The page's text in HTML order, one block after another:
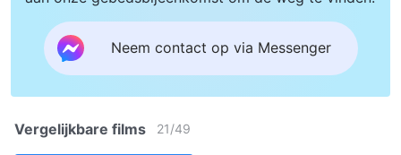
Neem contact op via Messenger
Vergelijkbare films 21/49